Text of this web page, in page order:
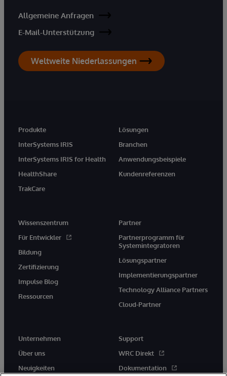
Allgemeine Anfragen
E-Mail-Unterstützung
Weltweite Niederlassungen
Produkte
InterSystems IRIS
InterSystems IRIS for Health
HealthShare
TrakCare
Lösungen
Branchen
Anwendungsbeispiele
Kundenreferenzen
Wissenszentrum
Für Entwickler
Bildung
Zertifizierung
Impulse Blog
Ressourcen
Partner
Partnerprogramm für
Systemintegratoren
Lösungspartner
Implementierungspartner
Technology Alliance Partners
Cloud-Partner
Unternehmen
Über uns
Neuigkeiten
Support
WRC Direkt
Dokumentation